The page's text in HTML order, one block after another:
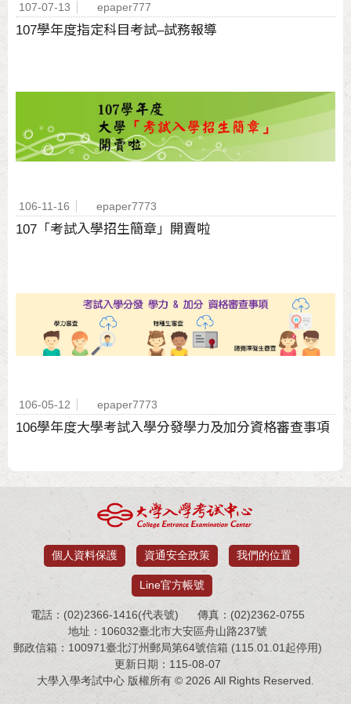
107-07-13 epaper777
107學年度指定科目考試–試務報導
106-11-16 epaper7773
107「考試入學招生簡章」開賣啦
106-05-12 epaper7773
106學年度大學考試入學分發學力及加分資格審查事項
個人資料保護 資通安全政策 我們的位置
Line官方帳號
電話：(02)2366-1416(代表號)
傳真：(02)2362-0755
地址：106032臺北市大安區舟山路237號
郵政信箱：100971臺北汀州郵局第64號信箱 (115.01.01起停用)
更新日期：115-08-07
大學入學考試中心 版權所有 © 2026 All Rights Reserved.